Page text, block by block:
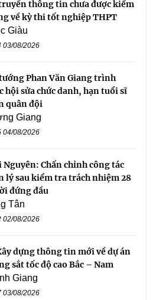
thông tin chưa được kiểm
về kỳ thi tốt nghiệp THPT
Giàu
03/08/2026
Phan Văn Giang trình
hội sửa chức danh, hạn tuổi sĩ
quân đội
Giang
04/08/2026
Nguyên: Chấn chỉnh công tác
lý sau kiểm tra trách nhiệm 28
đứng đầu
Tân
02/08/2026
dựng thông tin mới về dự án
sắt tốc độ cao Bắc – Nam
Giang
03/08/2026